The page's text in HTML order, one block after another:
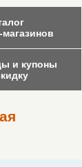
магазинов
и купоны